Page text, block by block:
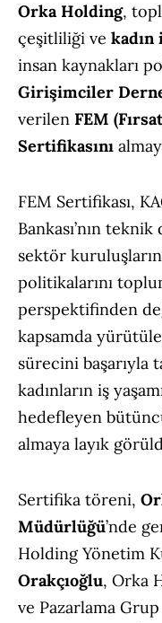
Orka Holding,
çeşitliliği ve kadın
insan kaynakları
Girişimciler
verilen FEM
Sertifikasını
FEM Sertifikası,
Bankası’nın
sektör
politikalarını
perspektifinden
kapsamda
sürecini başarıyla
kadınların iş
hedefleyen
almaya layık
Sertifika töreni,
Müdürlüğü’nde
Holding Yönetim
Orakçıoğlu, Orka
ve Pazarlama Grup